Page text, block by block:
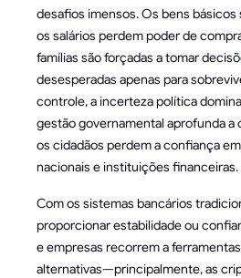
desafios imensos. Os bens
os salários perdem poder de
famílias são forçadas a tomar
desesperadas apenas para
controle, a incerteza política
gestão governamental aprofunda a
os cidadãos perdem a confiança
nacionais e instituições financeiras.
Com os sistemas bancários
proporcionar estabilidade ou
e empresas recorrem a
alternativas—principalmente, as